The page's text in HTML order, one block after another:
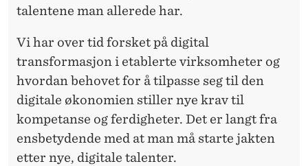
talentene man allerede har.
Vi har over tid forsket på digital
transformasjon i etablerte virksomheter og
hvordan behovet for å tilpasse seg til den
digitale økonomien stiller nye krav til
kompetanse og ferdigheter. Det er langt fra
ensbetydende med at man må starte jakten
etter nye, digitale talenter.